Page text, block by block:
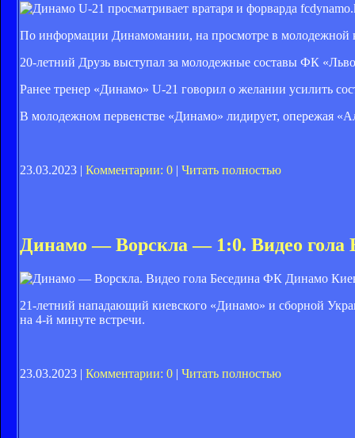
По информации Динамомании, на просмотре в молодежной
20-летний Друзь выступал за молодежные составы ФК
Ранее тренер «Динамо» U-21 говорил о желании усилить
В молодежном первенстве «Динамо» лидирует, опережая
23.03.2023 | Комментарии: 0 | Читать полностью
Динамо — Ворскла — 1:0. Видео гола
ФК Динамо
21-летний нападающий киевского «Динамо» и сборной
на 4-й минуте встречи.
23.03.2023 | Комментарии: 0 | Читать полностью